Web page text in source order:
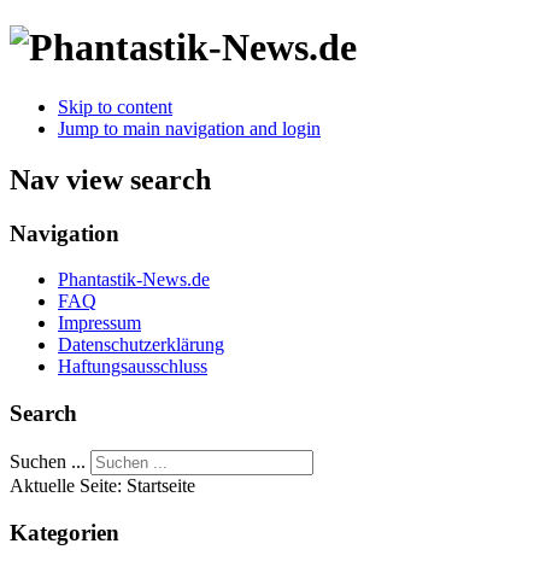
Skip to content
Jump to main navigation and login
Nav view search
Navigation
Phantastik-News.de
FAQ
Impressum
Datenschutzerklärung
Haftungsausschluss
Search
Suchen ...
Aktuelle Seite: Startseite
Kategorien